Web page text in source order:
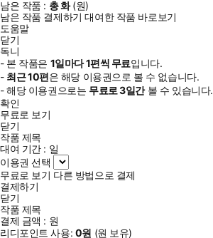
남은 작품 : 총화(원)
남은 작품 결제하기 대여한 작품 바로보기
도움말
닫기
독니
- 본 작품은 1일마다1편씩 무료입니다.
- 최근10편은 해당 이용권으로 볼 수 없습니다.
- 해당 이용권으로는 무료로3일간볼 수 있습니다.
확인
무료로 보기
닫기
작품 제목
대여 기간 : 일
이용권 선택
무료로 보기 다른 방법으로 결제
결제하기
닫기
작품 제목
결제 금액 : 원
리디포인트 사용: 0원 (원 보유)